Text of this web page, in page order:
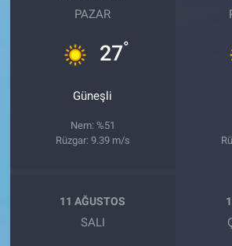
PAZAR
27°
Güneşli
Nem: %51
Rüzgar: 9.39 m/s
11 AĞUSTOS
SALI